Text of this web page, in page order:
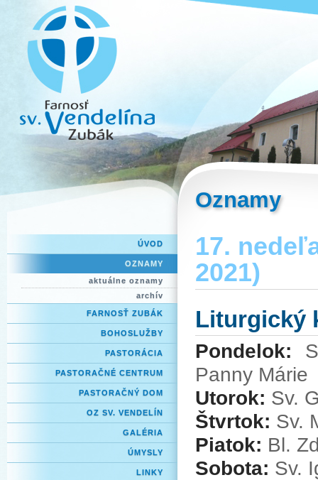
ÚVOD
OZNAMY
aktuálne oznamy
archív
FARNOSŤ ZUBÁK
BOHOSLUŽBY
PASTORÁCIA
PASTORAČNÉ CENTRUM
PASTORAČNÝ DOM
OZ SV. VENDELÍN
GALÉRIA
ÚMYSLY
LINKY
Oznamy
17.
2021)
Liturgický
Pondelok:
Panny Márie
Utorok: Sv.
Štvrtok: Sv.
Piatok: Bl.
Sobota: Sv.